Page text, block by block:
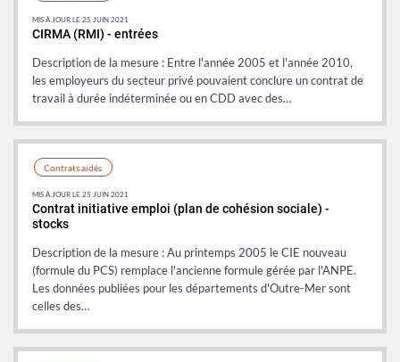
CIRMA (RMI) - entrées
Description de la mesure : Entre l'année 2005 et l'année 2010,
les employeurs du secteur privé pouvaient conclure un contrat de
travail à durée indéterminée ou en CDD avec des…
MIS À JOUR LE 25 JUIN 2021
Contrat initiative emploi (plan de cohésion sociale) -
stocks
Description de la mesure : Au printemps 2005 le CIE nouveau
(formule du PCS) remplace l'ancienne formule gérée par l'ANPE.
Les données publiées pour les départements d'Outre-Mer sont
celles des…
Contrats aidés
MIS À JOUR LE 25 JUIN 2021